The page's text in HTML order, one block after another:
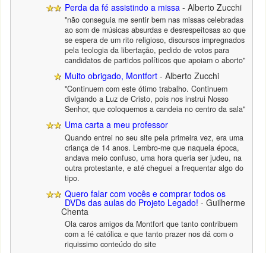
Perda da fé assistindo a missa - Alberto Zucchi
"não conseguia me sentir bem nas missas celebradas
ao som de músicas absurdas e desrespeitosas ao que
se espera de um rito religioso, discursos impregnados
pela teologia da libertação, pedido de votos para
candidatos de partidos políticos que apoiam o aborto"
Muito obrigado, Montfort - Alberto Zucchi
"Continuem com este ótimo trabalho. Continuem
divlgando a Luz de Cristo, pois nos instrui Nosso
Senhor, que coloquemos a candeia no centro da sala"
Uma carta a meu professor
Quando entrei no seu site pela primeira vez, era uma
criança de 14 anos. Lembro-me que naquela época,
andava meio confuso, uma hora queria ser judeu, na
outra protestante, e até cheguei a frequentar algo do
tipo.
Quero falar com vocês e comprar todos os
DVDs das aulas do Projeto Legado! - Guilherme
Chenta
Ola caros amigos da Montfort que tanto contribuem
com a fé católica e que tanto prazer nos dá com o
riquissimo conteúdo do site